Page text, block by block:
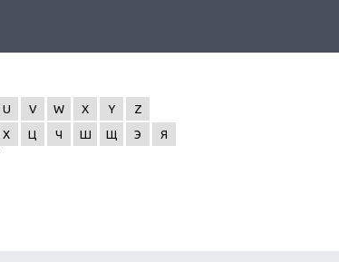
U V W X Y
Z
Х Ц Ч Ш Щ Э
Я